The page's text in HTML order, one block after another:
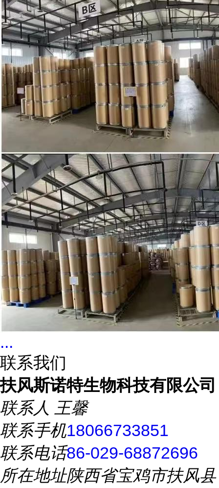
...
联系我们
扶风斯诺特生物科技有限公司
联系人 王馨
联系手机18066733851
联系电话86-029-68872696
所在地址陕西省宝鸡市扶风县